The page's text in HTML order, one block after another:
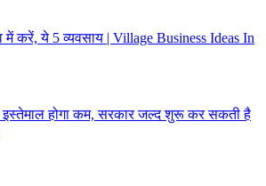
में करें, ये 5 व्यवसाय | Village Business Ideas In
इस्तेमाल होगा कम, सरकार जल्द शुरू कर सकती है